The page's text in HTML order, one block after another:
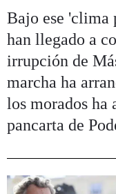
Bajo ese 'clima
han llegado a
irrupción de
marcha ha
los morados ha
pancarta de